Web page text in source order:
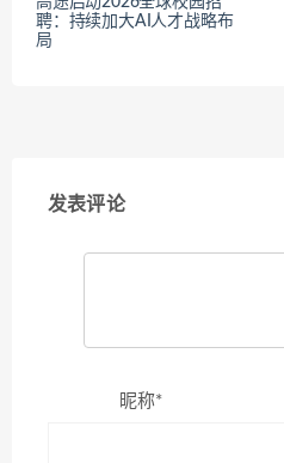
聘：持续加大AI人才战略布
局
发表评论
昵称*